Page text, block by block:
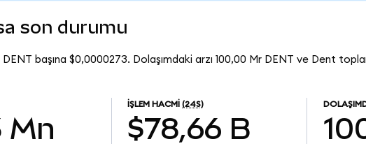
son durumu
başına $0,0000273. Dolaşımdaki arzı 100,00 Mr DENT ve Dent
Mn
İŞLEM HACMI (24S)
$78,66 B